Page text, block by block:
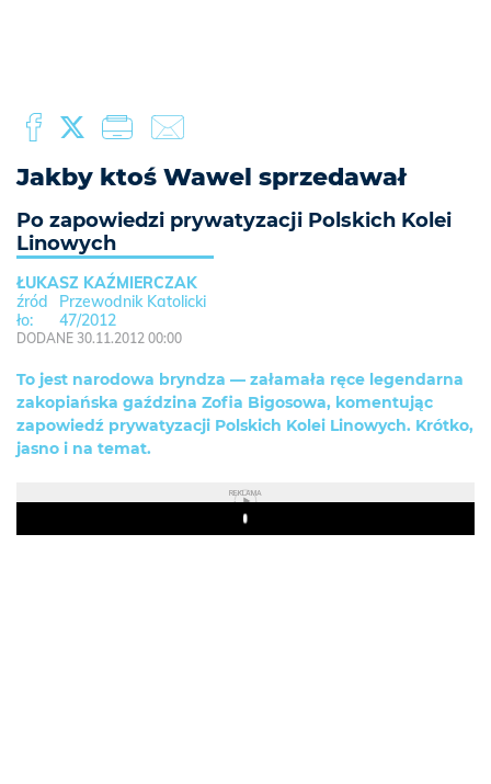
Jakby ktoś Wawel sprzedawał
Po zapowiedzi prywatyzacji Polskich Kolei
Linowych
ŁUKASZ KAŹMIERCZAK
Przewodnik Katolicki
47/2012
DODANE 30.11.2012 00:00
To jest narodowa bryndza — załamała ręce legendarna
zakopiańska gaździna Zofia Bigosowa, komentując
zapowiedź prywatyzacji Polskich Kolei Linowych. Krótko,
jasno i na temat.
REKLAMA
Play